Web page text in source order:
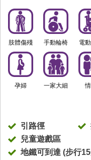
肢體傷殘 手動輪椅 電
孕婦 一家大細
引路徑
兒童遊戲區
地鐵可到達 (步行